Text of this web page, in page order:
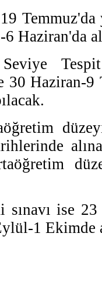
Temmuz'da
Haziran'da
Tespit
30 Haziran-9
ise 23
1 Ekimde